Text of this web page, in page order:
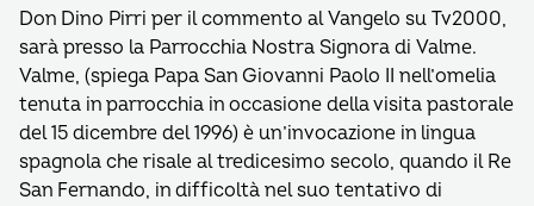
Don Dino Pirri per il commento al Vangelo su Tv2000,
sarà presso la Parrocchia Nostra Signora di Valme.
Valme, (spiega Papa San Giovanni Paolo II nell’omelia
tenuta in parrocchia in occasione della visita pastorale
del 15 dicembre del 1996) è un’invocazione in lingua
spagnola che risale al tredicesimo secolo, quando il Re
San Fernando, in difficoltà nel suo tentativo di